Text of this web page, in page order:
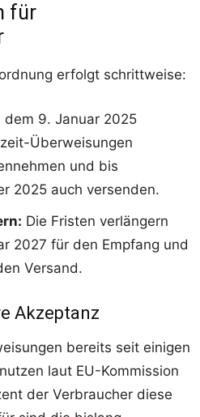
für
erfolgt schrittweise:
dem 9. Januar 2025
Überweisungen
und bis
2025 auch versenden.
Die Fristen verlängern
2027 für den Empfang und
Versand.
Akzeptanz
bereits seit einigen
laut EU-Kommission
der Verbraucher diese